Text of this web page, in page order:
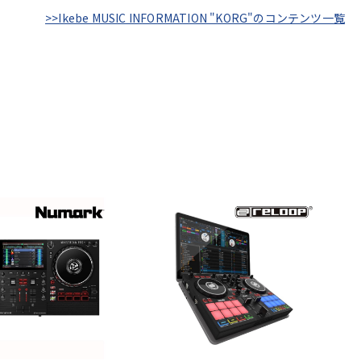
>>Ikebe MUSIC INFORMATION "KORG"のコンテンツ一覧